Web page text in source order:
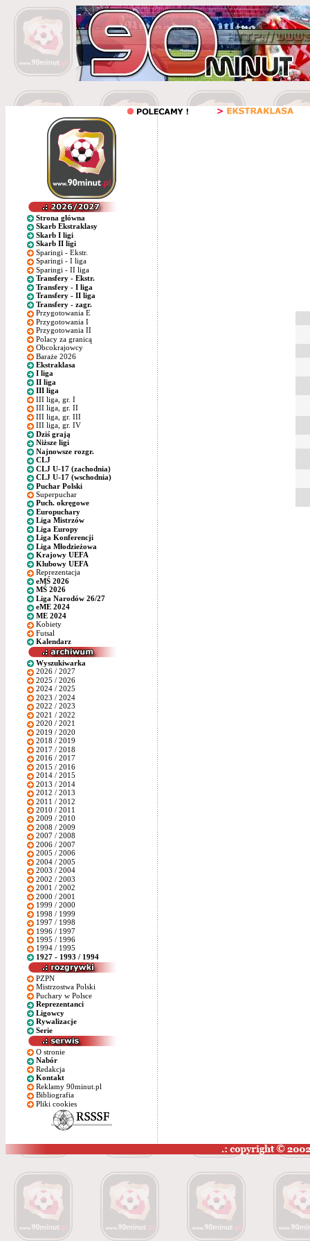
Strona główna
Skarb Ekstraklasy
Skarb I ligi
Skarb II ligi
Sparingi - Ekstr.
Sparingi - I liga
Sparingi - II liga
Transfery - Ekstr.
Transfery - I liga
Transfery - II liga
Transfery - zagr.
Przygotowania E
Przygotowania I
Przygotowania II
Polacy za granicą
Obcokrajowcy
Baraże 2026
Ekstraklasa
I liga
II liga
III liga
III liga, gr. I
III liga, gr. II
III liga, gr. III
III liga, gr. IV
Dziś grają
Niższe ligi
Najnowsze rozgr.
CLJ
CLJ U-17 (zachodnia)
CLJ U-17 (wschodnia)
Puchar Polski
Superpuchar
Puch. okręgowe
Europuchary
Liga Mistrzów
Liga Europy
Liga Konferencji
Liga Młodzieżowa
Krajowy UEFA
Klubowy UEFA
Reprezentacja
eMŚ 2026
MŚ 2026
Liga Narodów 26/27
eME 2024
ME 2024
Kobiety
Futsal
Kalendarz
Wyszukiwarka
2026 / 2027
2025 / 2026
2024 / 2025
2023 / 2024
2022 / 2023
2021 / 2022
2020 / 2021
2019 / 2020
2018 / 2019
2017 / 2018
2016 / 2017
2015 / 2016
2014 / 2015
2013 / 2014
2012 / 2013
2011 / 2012
2010 / 2011
2009 / 2010
2008 / 2009
2007 / 2008
2006 / 2007
2005 / 2006
2004 / 2005
2003 / 2004
2002 / 2003
2001 / 2002
2000 / 2001
1999 / 2000
1998 / 1999
1997 / 1998
1996 / 1997
1995 / 1996
1994 / 1995
1927 - 1993 / 1994
PZPN
Mistrzostwa Polski
Puchary w Polsce
Reprezentanci
Ligowcy
Rywalizacje
Serie
O stronie
Nabór
Redakcja
Kontakt
Reklamy 90minut.pl
Bibliografia
Pliki cookies